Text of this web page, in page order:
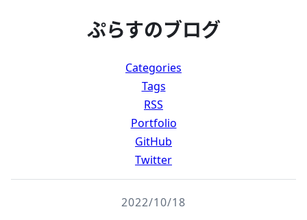
ぷらすのブログ
Categories
Tags
RSS
Portfolio
GitHub
Twitter
2022/10/18